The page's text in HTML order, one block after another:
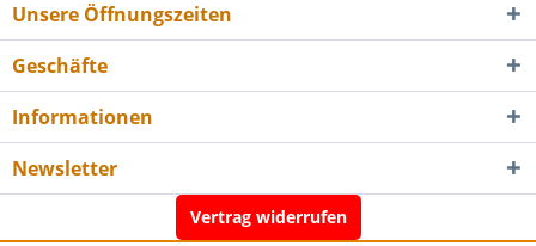
Unsere Öffnungszeiten
Geschäfte
Informationen
Newsletter
Vertrag widerrufen